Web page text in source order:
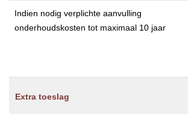
Indien nodig verplichte aanvulling
onderhoudskosten tot maximaal 10 jaar
Extra toeslag